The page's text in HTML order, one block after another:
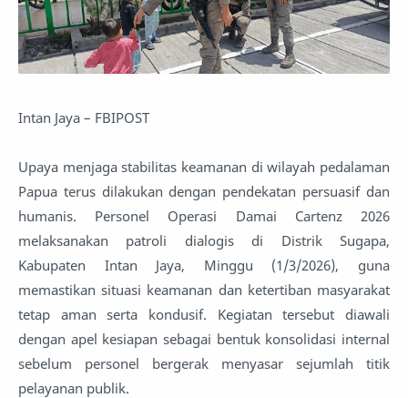
Intan Jaya – FBIPOST
Upaya menjaga stabilitas keamanan di wilayah pedalaman
Papua terus dilakukan dengan pendekatan persuasif dan
humanis. Personel Operasi Damai Cartenz 2026
melaksanakan patroli dialogis di Distrik Sugapa,
Kabupaten Intan Jaya, Minggu (1/3/2026), guna
memastikan situasi keamanan dan ketertiban masyarakat
tetap aman serta kondusif. Kegiatan tersebut diawali
dengan apel kesiapan sebagai bentuk konsolidasi internal
sebelum personel bergerak menyasar sejumlah titik
pelayanan publik.